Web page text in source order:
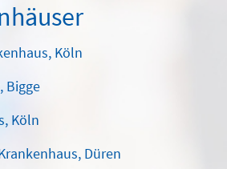
Köln
Bigge
Köln
Düren